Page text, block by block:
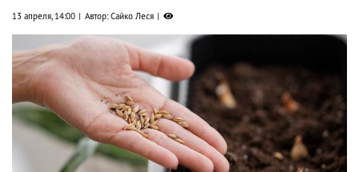
13 апреля, 14:00 Автор: Сайко Леся